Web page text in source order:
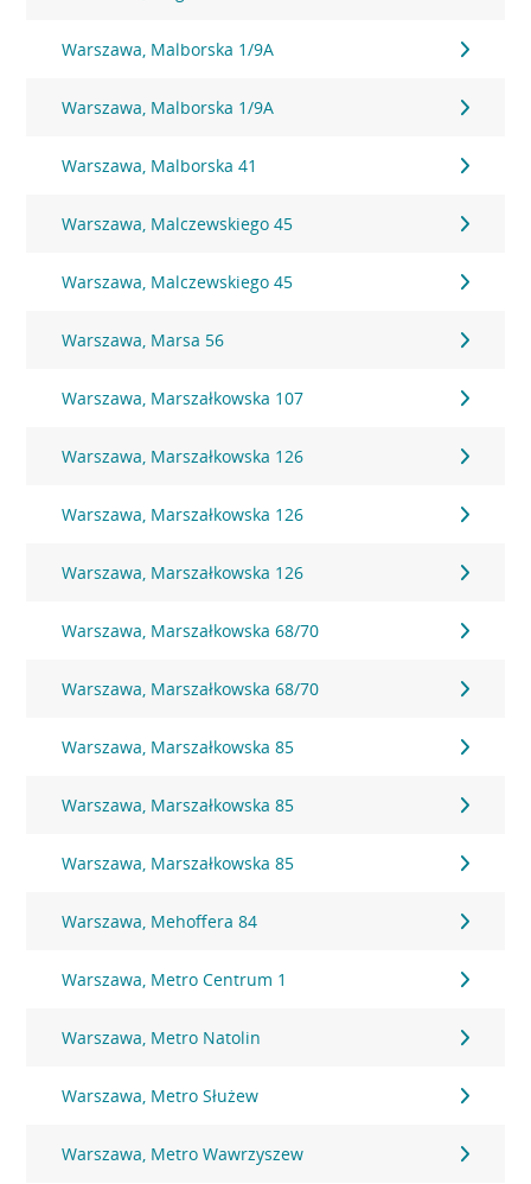
Warszawa, Malborska 1/9A
Warszawa, Malborska 1/9A
Warszawa, Malborska 41
Warszawa, Malczewskiego 45
Warszawa, Malczewskiego 45
Warszawa, Marsa 56
Warszawa, Marszałkowska 107
Warszawa, Marszałkowska 126
Warszawa, Marszałkowska 126
Warszawa, Marszałkowska 126
Warszawa, Marszałkowska 68/70
Warszawa, Marszałkowska 68/70
Warszawa, Marszałkowska 85
Warszawa, Marszałkowska 85
Warszawa, Marszałkowska 85
Warszawa, Mehoffera 84
Warszawa, Metro Centrum 1
Warszawa, Metro Natolin
Warszawa, Metro Służew
Warszawa, Metro Wawrzyszew